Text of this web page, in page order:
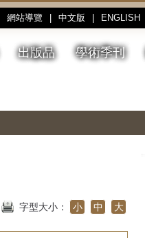
網站導覽 中文版 ENGLISH
出版品 學術季刊
字型大小： 小 中 大